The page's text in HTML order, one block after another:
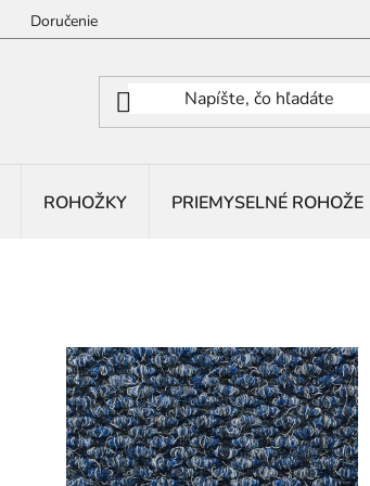
Doručenie
ROHOŽKY PRIEMYSELNÉ ROHOŽE